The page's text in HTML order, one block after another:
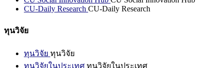
CU-Daily Research CU-Daily Research
ทุนวิจัย
ทุนวิจัย ทุนวิจัย
ทุนวิจัยในประเทศ ทุนวิจัยในประเทศ